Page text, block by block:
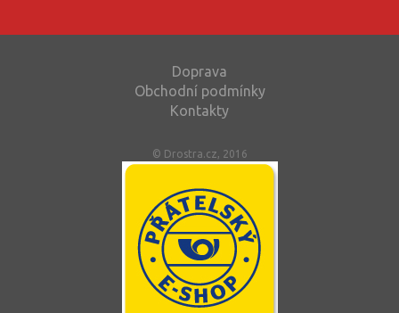
Doprava
Obchodní podmínky
Kontakty
© Drostra.cz, 2016